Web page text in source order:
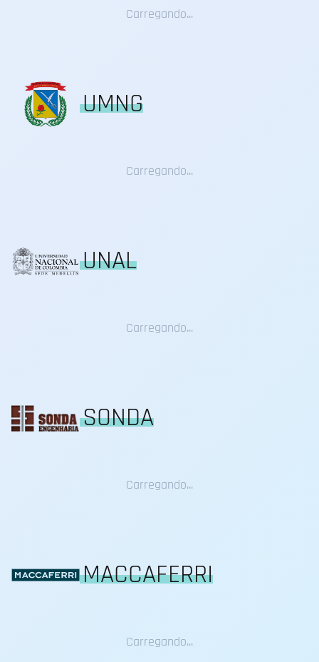
Carregando...
UMNG
Carregando...
UNAL
Carregando...
SONDA
Carregando...
MACCAFERRI
Carregando...